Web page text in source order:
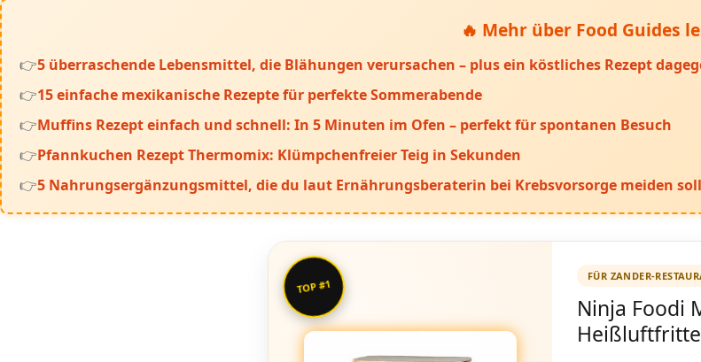
🔥 Mehr über Food Guides
5 überraschende Lebensmittel, die Blähungen verursachen – plus ein köstliches Rezept
15 einfache mexikanische Rezepte für perfekte Sommerabende
Muffins Rezept einfach und schnell: In 5 Minuten im Ofen – perfekt für spontanen Besuch
Pfannkuchen Rezept Thermomix: Klümpchenfreier Teig in Sekunden
5 Nahrungsergänzungsmittel, die du laut Ernährungsberaterin bei Krebsvorsorge meiden
TOP #1
FÜR ZANDER-
Ninja Foodi